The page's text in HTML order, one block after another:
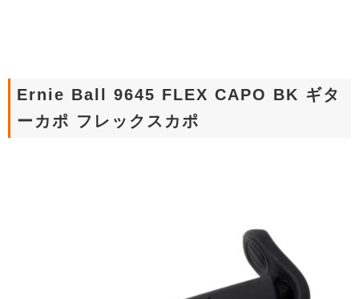
Ernie Ball 9645 FLEX CAPO BK ギタ
ーカポ フレックスカポ